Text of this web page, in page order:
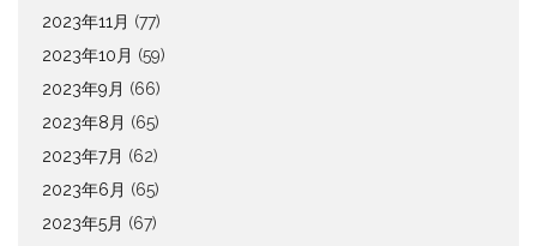
2023年11月 (77)
2023年10月 (59)
2023年9月 (66)
2023年8月 (65)
2023年7月 (62)
2023年6月 (65)
2023年5月 (67)